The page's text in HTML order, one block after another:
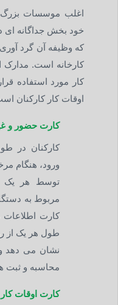
اغلب موسسات بزرگ
خود بخش جداگانه ای
که وظیفه آن گرد
کارخانه است. مدارک
کار مورد استفاده
اوقات کار کارکنان
کارت حضور و
کارکنان در
ورود، هنگام
توسط هر یک
مربوط به
کارت اطلاعات
طول هر یک از
نشان می دهد و
محاسبه و ثبت
کارت اوقات کار